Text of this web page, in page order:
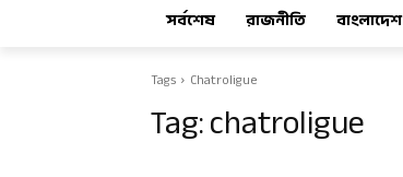
সর্বশেষ রাজনীতি বাংলাদেশ
Tags Chatroligue
Tag:chatroligue